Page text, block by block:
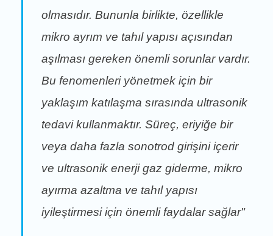
olmasıdır. Bununla birlikte, özellikle
mikro ayrım ve tahıl yapısı açısından
aşılması gereken önemli sorunlar vardır.
Bu fenomenleri yönetmek için bir
yaklaşım katılaşma sırasında ultrasonik
tedavi kullanmaktır. Süreç, eriyiğe bir
veya daha fazla sonotrod girişini içerir
ve ultrasonik enerji gaz giderme, mikro
ayırma azaltma ve tahıl yapısı
iyileştirmesi için önemli faydalar sağlar"